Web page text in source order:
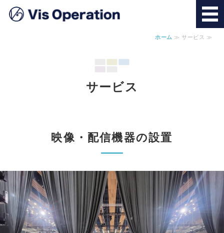
お問い合わせ
ホーム ≫ サービス ≫
サービス
映像・配信機器の設置